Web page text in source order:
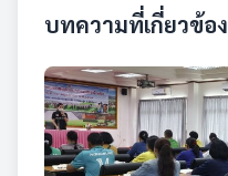
บทความที่เกี่ยวข้อง